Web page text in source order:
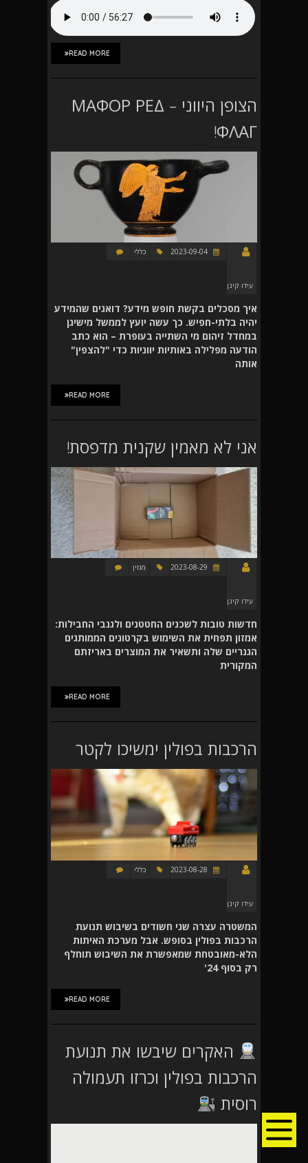
READ MORE
הצופן היווני – ΜΑΦΟΡ ΡΕΔ
ΦΛΑΓ!
עידו קינן
כללי
איך מסכלים בקשת חופש מידע? דואגים שהמידע
יהיה בלתי-חפיש. כך עשה יועץ לממשל מישיגן
במחדל זיהום מי השתייה בעופרת – הוא כתב
הודעה מפלילה באותיות יווניות כדי "להצפין"
אותה
READ MORE
אני לא מאמין שקנית מדפסת!
עידו קינן
מגזין
חדשות טובות לשכנים החטטנים ולגנבי החבילות:
אמזון תפחית את השימוש בקרטונים הממותגים
הגנריים שלה ותשאיר את המוצרים באריזתם
המקורית
READ MORE
הרכבות בפולין ימשיכו לקטר
עידו קינן
כללי
המשטרה עצרה שני חשודים בשיבוש תנועת
הרכבות בפולין בסופש. אבל מערכת האיתות
הלא-מאובטחת שמאפשרת את השיבוש תוחלף
רק בסוף 24'
READ MORE
האקרים שיבשו את תנועת
הרכבות בפולין וכרזו תעמולה
רוסית